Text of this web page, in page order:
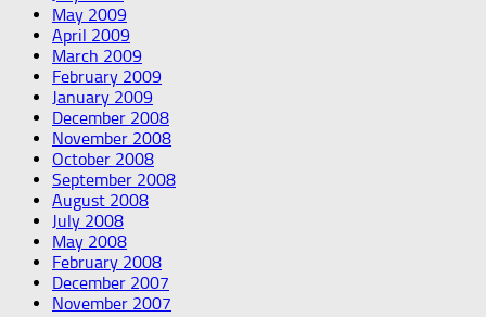
May 2009
April 2009
March 2009
February 2009
January 2009
December 2008
November 2008
October 2008
September 2008
August 2008
July 2008
May 2008
February 2008
December 2007
November 2007